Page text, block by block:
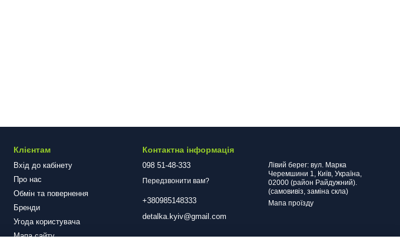
Клієнтам
Вхід до кабінету
Про нас
Обмін та повернення
Бренди
Угода користувача
Мапа сайту
Контактна інформація
098 51-48-333
Передзвонити вам?
+380985148333
detalka.kyiv@gmail.com
Лівий берег: вул. Марка
Черемшини 1, Київ, Україна,
02000 (район Райдужний).
(самовивіз, заміна скла)
Мапа проїзду